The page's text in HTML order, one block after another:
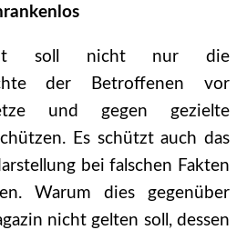
soll nicht nur die
der Betroffenen vor
und gegen gezielte
Es schützt auch das
bei falschen Fakten
Warum dies gegenüber
nicht gelten soll, dessen